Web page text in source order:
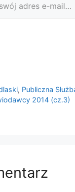
, Publiczna
2014 (cz.3)